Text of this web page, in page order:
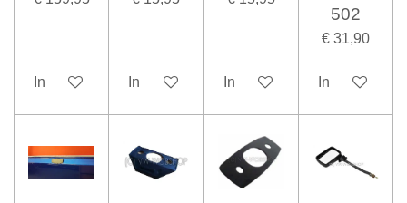
In winkelwagenIn winkelwagenIn winkelwagen
502
€ 31,90
In